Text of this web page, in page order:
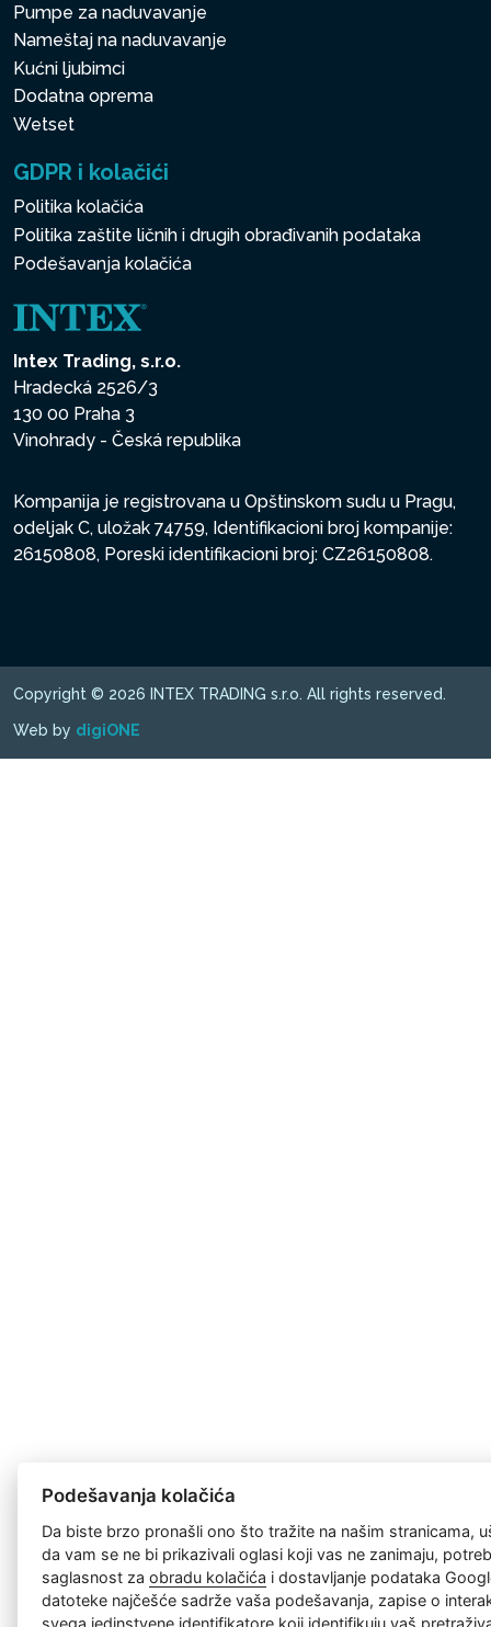
Pumpe za naduvavanje
Nameštaj na naduvavanje
Kućni ljubimci
Dodatna oprema
Wetset
GDPR i kolačići
Politika kolačića
Politika zaštite ličnih i drugih obrađivanih podataka
Podešavanja kolačića
Intex Trading, s.r.o.
Hradecká 2526/3
130 00 Praha 3
Vinohrady - Česká republika
Kompanija je registrovana u Opštinskom sudu u Pragu,
odeljak C, uložak 74759, Identifikacioni broj kompanije:
26150808, Poreski identifikacioni broj: CZ26150808.
Copyright © 2026 INTEX TRADING s.r.o. All rights reserved.
Web by digiONE
Podešavanja kolačića
Da biste brzo pronašli ono što tražite na našim stranicama,
da vam se ne bi prikazivali oglasi koji vas ne zanimaju,
saglasnost zaobradu kolačića i dostavljanje podataka
datoteke najčešće sadrže vaša podešavanja, zapise o
svega jedinstvene identifikatore koji identifikuju vaš